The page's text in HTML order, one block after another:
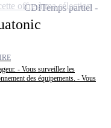
- Vous surveillez les
des équipements. - Vous
CDITemps partiel
offre à ma sélection